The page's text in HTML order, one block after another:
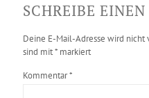
SCHREIBE
Deine E-Mail-Adresse wird
sind mit* markiert
Kommentar*